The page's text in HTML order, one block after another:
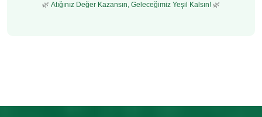
🌿 Atığınız Değer Kazansın, Geleceğimiz Yeşil Kalsın! 🌿